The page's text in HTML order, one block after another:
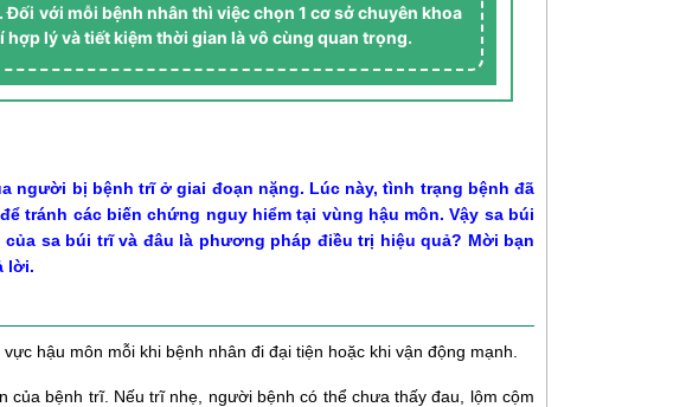
với mỗi bệnh nhân thì việc chọn 1 cơ sở chuyên khoa
hợp lý và tiết kiệm thời gian là vô cùng quan trọng.
người bị bệnh trĩ ở giai đoạn nặng. Lúc này, tình trạng bệnh đã
tránh các biến chứng nguy hiểm tại vùng hậu môn. Vậy sa búi
sa búi trĩ và đâu là phương pháp điều trị hiệu quả? Mời bạn
lời.
hậu môn mỗi khi bệnh nhân đi đại tiện hoặc khi vận động mạnh.
của bệnh trĩ. Nếu trĩ nhẹ, người bệnh có thể chưa thấy đau, lộm cộm